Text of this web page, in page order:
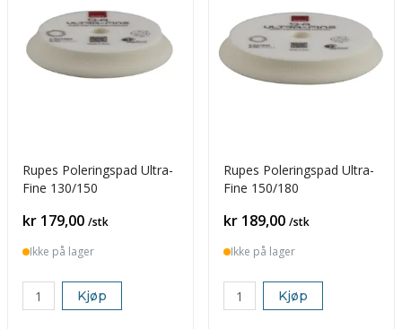
Rupes Poleringspad Ultra-
Fine 130/150
Pris
kr 179,00 /stk
Ikke på lager
Kjøp
Rupes Poleringspad Ultra-
Fine 150/180
Pris
kr 189,00 /stk
Ikke på lager
Kjøp